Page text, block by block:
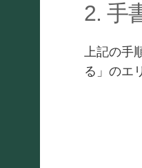
2. 手
上記の手
る」のエ